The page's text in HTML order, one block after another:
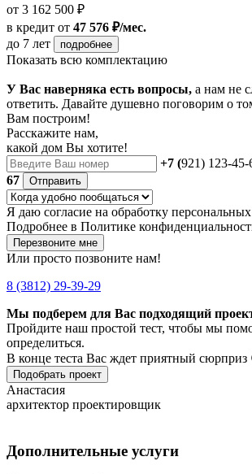
от 3 162 500 ₽
в кредит от 47 576 ₽/мес.
до 7 лет
подробнее
Показать всю комплектацию
У Вас наверняка есть вопросы, а нам не
ответить. Давайте душевно поговорим о
Вам построим!
Расскажите нам,
какой дом Вы хотите!
+7 (921) 123-45-
67
Отправить
Я даю согласие на обработку
Подробнее в Политике
Перезвоните мне
Или просто позвоните нам!
8 (3812) 29-39-29
Мы подберем для Вас подходящий
Пройдите наш простой тест, чтобы мы
определиться.
В конце теста Вас ждет приятный сюрприз
Подобрать проект
Анастасия
архитектор проектировщик
Дополнительные услуги